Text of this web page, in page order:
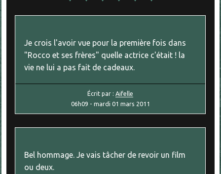
Je crois l'avoir vue pour la première fois dans
"Rocco et ses frères" quelle actrice c'était ! la
vie ne lui a pas fait de cadeaux.
Écrit par :Aifelle
06h09 - mardi 01 mars 2011
Bel hommage. Je vais tâcher de revoir un film
ou deux.